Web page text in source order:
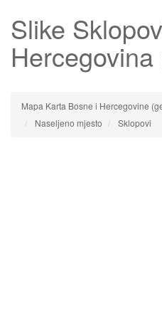
Slike
Mapa Karta Bosne i Hercegovine
Naseljeno mjesto
Sklopovi